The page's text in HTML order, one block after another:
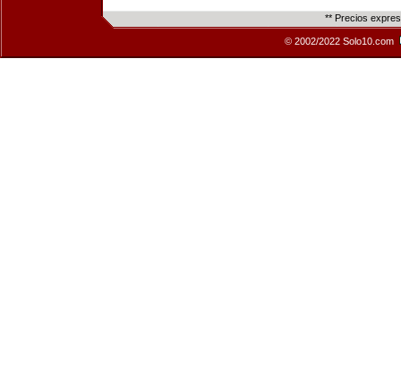
** Precios
© 2002/2022 Solo10.com